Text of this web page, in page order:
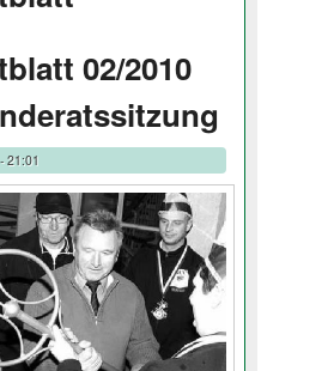
02/2010
21:01